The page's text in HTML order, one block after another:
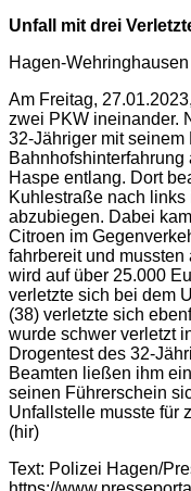
Unfall mit drei
Hagen-
Am Freitag,
zwei PKW ineinander.
32-Jähriger mit
Haspe entlang. Dort
Kuhlestraße nach
abzubiegen. Dabei
Citroen im
fahrbereit und
wird auf über 25.000
verletzte sich bei dem
(38) verletzte sich
wurde schwer verletzt
Drogentest des 32-
Beamten ließen ihm
seinen Führerschein
Unfallstelle musste für
(hir)
Text: Polizei Hagen/